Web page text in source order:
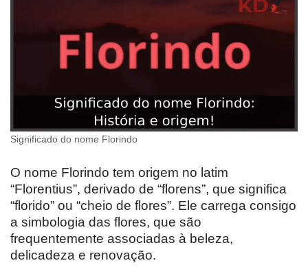
Significado do nome Florindo
O nome Florindo tem origem no latim
“Florentius”, derivado de “florens”, que significa
“florido” ou “cheio de flores”. Ele carrega consigo
a simbologia das flores, que são
frequentemente associadas à beleza,
delicadeza e renovação.